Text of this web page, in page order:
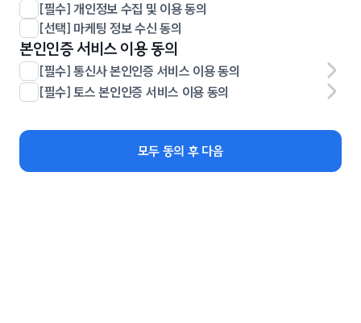
[필수]개인정보 수집 및 이용 동의
[선택] 마케팅 정보 수신 동의
본인인증 서비스 이용 동의
[필수]통신사 본인인증 서비스 이용 동의
[필수]토스 본인인증 서비스 이용 동의
모두 동의 후 다음